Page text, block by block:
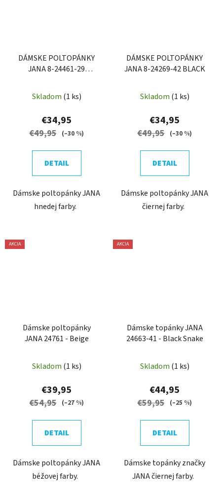
DÁMSKE POLTOPÁNKY
JANA 8-24461-29
Skladom (1 ks)
€34,95
€49,95 (–30 %)
DETAIL
Dámske poltopánky JANA
hnedej farby.
DÁMSKE POLTOPÁNKY
JANA 8-24269-42 BLACK
Skladom (1 ks)
€34,95
€49,95 (–30 %)
DETAIL
Dámske poltopánky JANA
čiernej farby.
AKCIA
Dámske poltopánky
JANA 24761 - Beige
Skladom (1 ks)
€39,95
€54,95 (–27 %)
DETAIL
Dámske poltopánky JANA
béžovej farby.
AKCIA
Dámske topánky JANA
24663-41 - Black Snake
Skladom (1 ks)
€44,95
€59,95 (–25 %)
DETAIL
Dámske topánky značky
JANA čiernej farby.